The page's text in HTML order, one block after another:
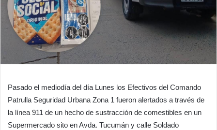
Pasado el mediodía del día Lunes los Efectivos del Comando
Patrulla Seguridad Urbana Zona 1 fueron alertados a través de
la línea 911 de un hecho de sustracción de comestibles en un
Supermercado sito en Avda. Tucumán y calle Soldado